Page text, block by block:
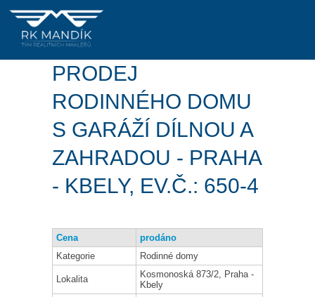
PRODEJ
RODINNÉHO DOMU
S GARÁŽÍ DÍLNOU A
ZAHRADOU - PRAHA
- KBELY, EV.Č.: 650-4
Cena
prodáno
Kategorie
Rodinné domy
Lokalita
Kosmonoská 873/2, Praha -
Kbely